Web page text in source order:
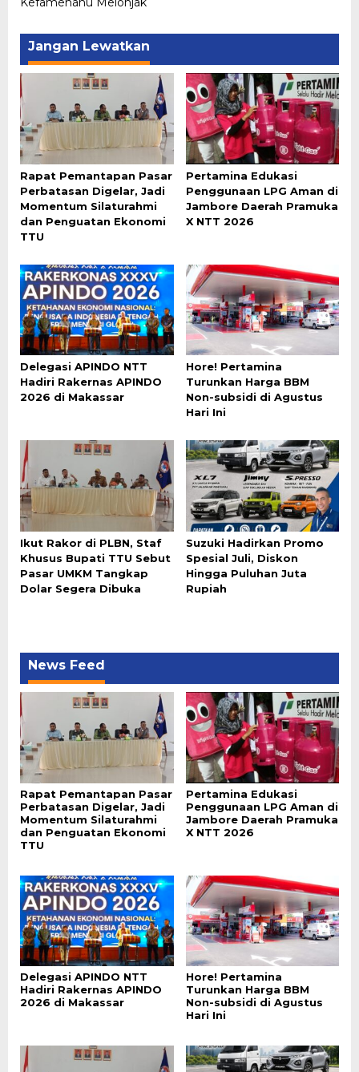
Jangan Lewatkan
Rapat Pemantapan Pasar
Perbatasan Digelar, Jadi
Momentum Silaturahmi
dan Penguatan Ekonomi
TTU
Pertamina Edukasi
Penggunaan LPG Aman di
Jambore Daerah Pramuka
X NTT 2026
Delegasi APINDO NTT
Hadiri Rakernas APINDO
2026 di Makassar
Hore! Pertamina
Turunkan Harga BBM
Non-subsidi di Agustus
Hari Ini
Ikut Rakor di PLBN, Staf
Khusus Bupati TTU Sebut
Pasar UMKM Tangkap
Dolar Segera Dibuka
Suzuki Hadirkan Promo
Spesial Juli, Diskon
Hingga Puluhan Juta
Rupiah
News Feed
Rapat Pemantapan Pasar
Perbatasan Digelar, Jadi
Momentum Silaturahmi
dan Penguatan Ekonomi
TTU
Pertamina Edukasi
Penggunaan LPG Aman di
Jambore Daerah Pramuka
X NTT 2026
Delegasi APINDO NTT
Hadiri Rakernas APINDO
2026 di Makassar
Hore! Pertamina
Turunkan Harga BBM
Non-subsidi di Agustus
Hari Ini